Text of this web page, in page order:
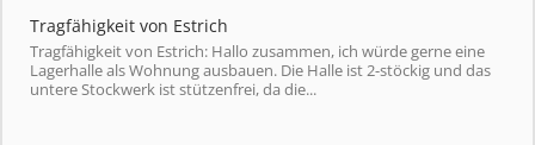
Tragfähigkeit von Estrich
Tragfähigkeit von Estrich: Hallo zusammen, ich würde gerne eine
Lagerhalle als Wohnung ausbauen. Die Halle ist 2-stöckig und das
untere Stockwerk ist stützenfrei, da die...